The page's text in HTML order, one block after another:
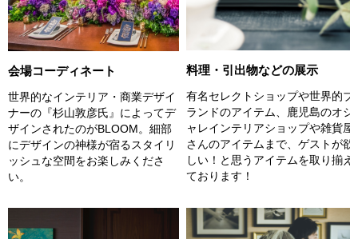
会場コーディネート
世界的なインテリア・商業デザイ
ナーの『杉山敦彦氏』によってデ
ザインされたのがBLOOM。細部
にデザインの神様が宿るスタイリ
ッシュな空間をお楽しみくださ
い。
料理・引出物などの展示
有名セレクトショップや世界的ブ
ランドのアイテム、鹿児島のオシ
ャレインテリアショップや雑貨屋
さんのアイテムまで、ゲストが欲
しい！と思うアイテムを取り揃え
ております！